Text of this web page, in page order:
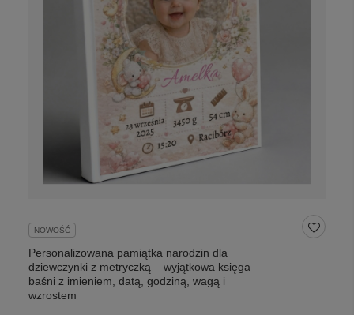
NOWOŚĆ
Personalizowana pamiątka narodzin dla
dziewczynki z metryczką – wyjątkowa księga
baśni z imieniem, datą, godziną, wagą i
wzrostem